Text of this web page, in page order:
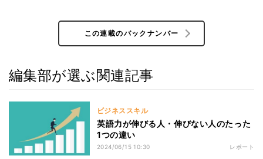
この連載のバックナンバー
編集部が選ぶ関連記事
ビジネススキル
英語力が伸びる人・伸びない人のたった
1つの違い
2024/06/15 10:30 レポート